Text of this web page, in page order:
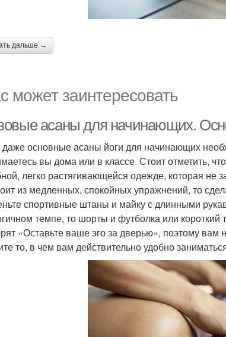
дальше →
может заинтересовать
асаны для начинающих.
даже основные асаны йоги для начинающих
вы дома или в классе. Стоит отметить,
легко растягивающейся одежде, которая
из медленных, спокойных упражнений, то
спортивные штаны и майку с длинными
темпе, то шорты и футболка или короткий
«Оставьте ваше эго за дверью», поэтому вам
то, в чем вам действительно удобно